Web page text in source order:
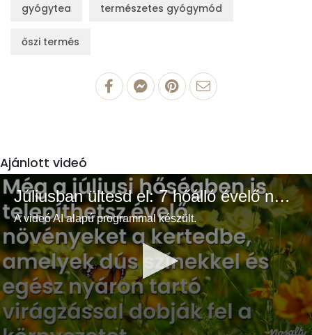
gyógytea természetes gyógymód
őszi termés
Ajánlott videó
Júliusban ültesd el: 7 hőálló évelő növény a színes és buja kertért
A videó AI alapú programmal készült.